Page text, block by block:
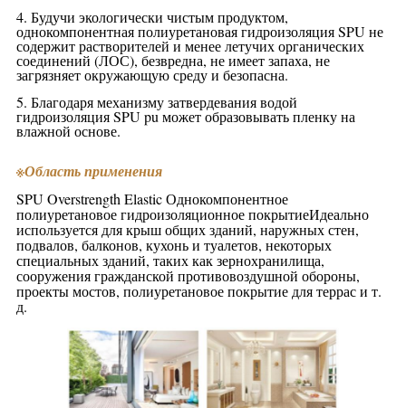
4. Будучи экологически чистым продуктом,
однокомпонентная полиуретановая гидроизоляция SPU не
содержит растворителей и менее летучих органических
соединений (ЛОС), безвредна, не имеет запаха, не
загрязняет окружающую среду и безопасна.
5. Благодаря механизму затвердевания водой
гидроизоляция SPU pu может образовывать пленку на
влажной основе.
※Область применения
SPU Overstrength Elastic Однокомпонентное
полиуретановое гидроизоляционное покрытиеИдеально
используется для крыш общих зданий, наружных стен,
подвалов, балконов, кухонь и туалетов, некоторых
специальных зданий, таких как зернохранилища,
сооружения гражданской противовоздушной обороны,
проекты мостов, полиуретановое покрытие для террас и т.
д.